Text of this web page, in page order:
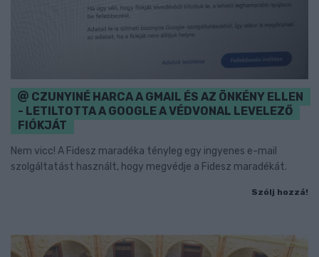
CZUNYINÉ HARCA A GMAIL ÉS AZ ÖNKÉNY ELLEN
- LETILTOTTA A GOOGLE A VÉDVONAL LEVELEZŐ
FIÓKJÁT
Nem vicc! A Fidesz maradéka tényleg egy ingyenes e-mail
szolgáltatást használt, hogy megvédje a Fidesz maradékát.
Szólj hozzá!